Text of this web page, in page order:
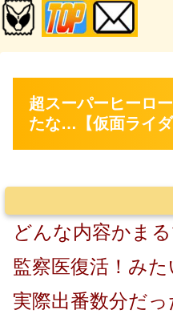
超スーパーヒーロ
たな…【仮面ライダ
どんな内容かま
監察医復活！み
実際出番数分だ